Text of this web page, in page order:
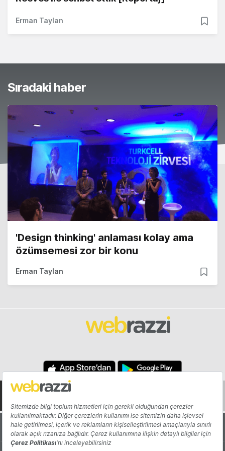
Erman Taylan
Sıradaki haber
'Design thinking' anlaması kolay ama
özümsemesi zor bir konu
Erman Taylan
Hakkında Yazarlar